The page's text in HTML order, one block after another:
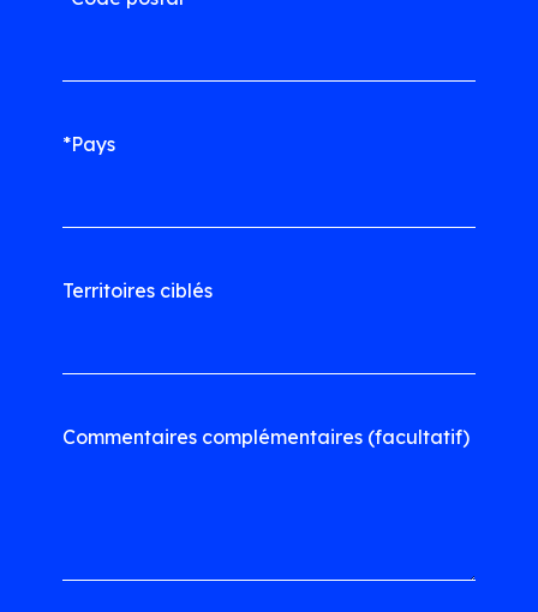
*Pays
Territoires ciblés
Commentaires complémentaires (facultatif)